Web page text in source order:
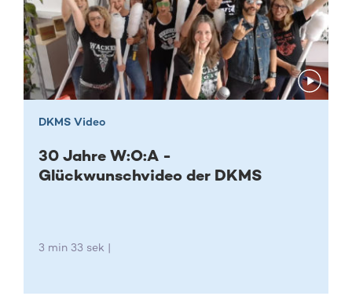
DKMS Video
30 Jahre W:O:A -
Glückwunschvideo der DKMS
3 min 33 sek |